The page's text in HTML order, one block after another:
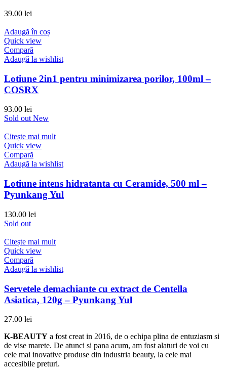
39.00 lei
Adaugă în coș
Quick view
Compară
Adaugă la wishlist
Lotiune 2in1 pentru minimizarea porilor, 100ml –
COSRX
93.00 lei
Sold out New
Citește mai mult
Quick view
Compară
Adaugă la wishlist
Lotiune intens hidratanta cu Ceramide, 500 ml –
Pyunkang Yul
130.00 lei
Sold out
Citește mai mult
Quick view
Compară
Adaugă la wishlist
Servetele demachiante cu extract de Centella
Asiatica, 120g – Pyunkang Yul
27.00 lei
K-BEAUTY a fost creat in 2016, de o echipa plina de entuziasm si
de vise marete. De atunci si pana acum, am fost alaturi de voi cu
cele mai inovative produse din industria beauty, la cele mai
accesibile preturi.